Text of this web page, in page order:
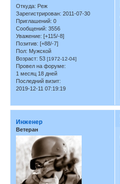
Откуда: Реж
Зарегистрирован: 2011-07-30
Приглашений: 0
Сообщений: 3556
Уважение: [+115/-8]
Позитив: [+88/-7]
Пол: Мужской
Возраст: 53 [1972-12-04]
Провел на форуме:
1 месяц 18 дней
Последний визит:
2019-12-11 07:19:19
Инженер
Ветеран